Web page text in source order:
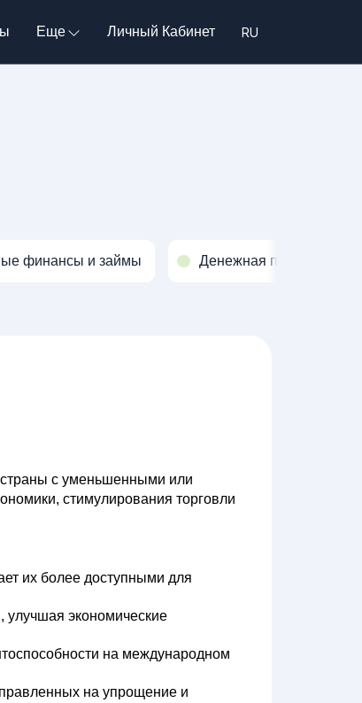
Еще Личный Кабинет
финансы и займы Денежная политика и
страны с уменьшенными или
стимулирования торговли
их более доступными для
улучшая экономические
на международном
на упрощение и